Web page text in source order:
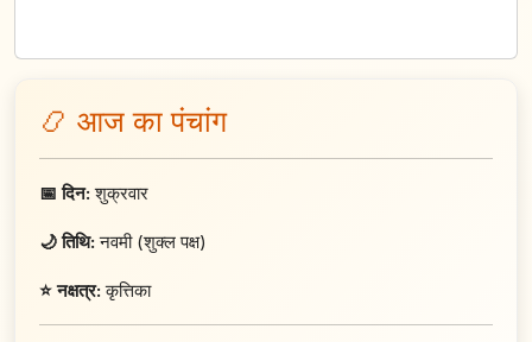
📿 आज का पंचांग
📅 दिन:शुक्रवार
🌙 तिथि:नवमी (शुक्ल पक्ष)
⭐ नक्षत्र:कृत्तिका